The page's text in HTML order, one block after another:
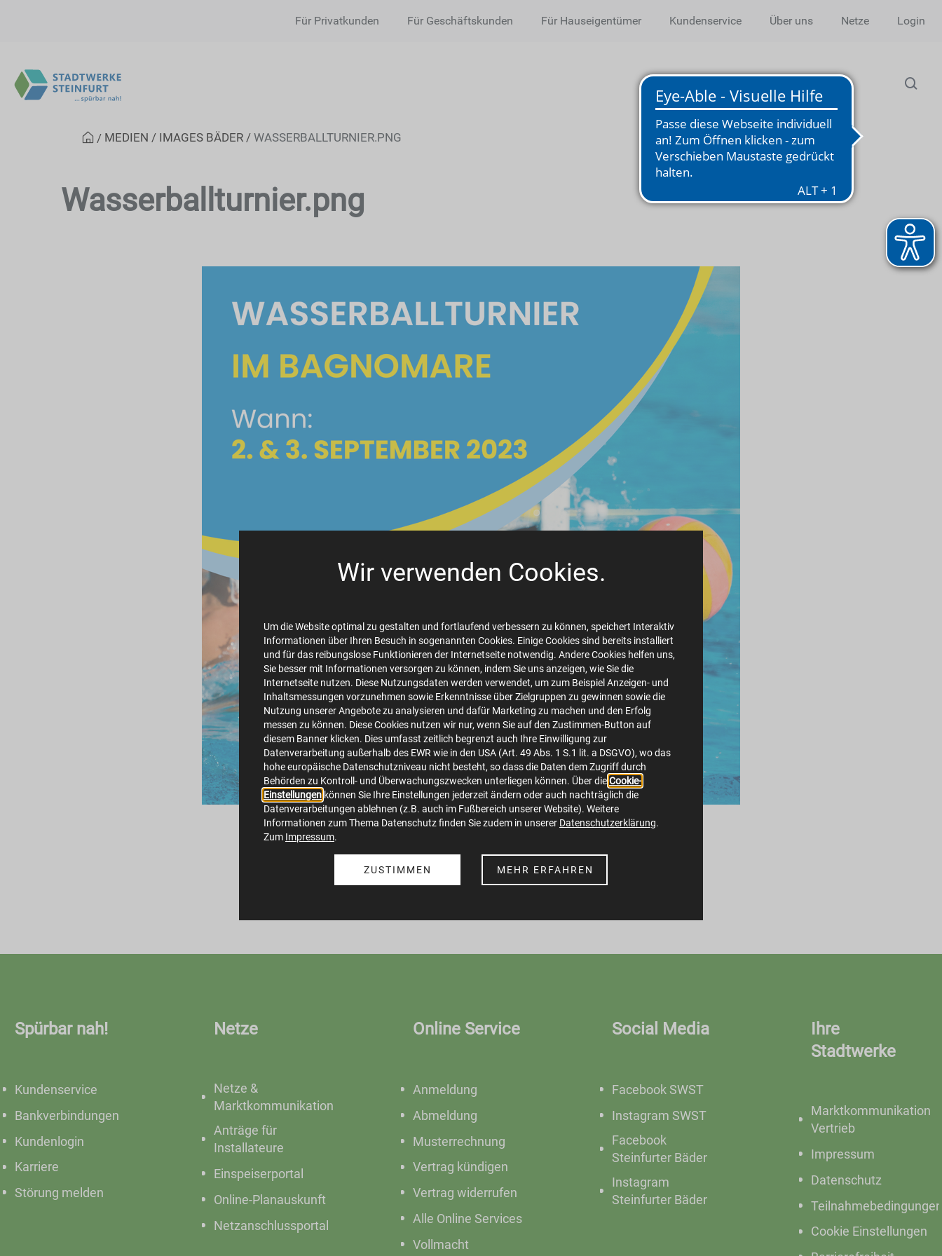
Wir verwenden Cookies.
Um die Website optimal zu gestalten und fortlaufend verbessern zu können, speichert Interaktiv
Informationen über Ihren Besuch in sogenannten Cookies. Einige Cookies sind bereits installiert
und für das reibungslose Funktionieren der Internetseite notwendig. Andere Cookies helfen uns,
Sie besser mit Informationen versorgen zu können, indem Sie uns anzeigen, wie Sie die
Internetseite nutzen. Diese Nutzungsdaten werden verwendet, um zum Beispiel Anzeigen- und
Inhaltsmessungen vorzunehmen sowie Erkenntnisse über Zielgruppen zu gewinnen sowie die
Nutzung unserer Angebote zu analysieren und dafür Marketing zu machen und den Erfolg
messen zu können. Diese Cookies nutzen wir nur, wenn Sie auf den Zustimmen-Button auf
diesem Banner klicken. Dies umfasst zeitlich begrenzt auch Ihre Einwilligung zur
Datenverarbeitung außerhalb des EWR wie in den USA (Art. 49 Abs. 1 S.1 lit. a DSGVO), wo das
hohe europäische Datenschutzniveau nicht besteht, so dass die Daten dem Zugriff durch
Behörden zu Kontroll- und Überwachungszwecken unterliegen können. Über dieCookie-
Einstellungen können Sie Ihre Einstellungen jederzeit ändern oder auch nachträglich die
Datenverarbeitungen ablehnen (z.B. auch im Fußbereich unserer Website). Weitere
Informationen zum Thema Datenschutz finden Sie zudem in unserer Datenschutzerklärung.
Zum Impressum.
ZUSTIMMEN MEHR ERFAHREN
Für Privatkunden Für Geschäftskunden Für Hauseigentümer Kundenservice Über uns Netze Login
MEDIEN IMAGES BÄDER WASSERBALLTURNIER.PNG
Wasserballturnier.png
Wasserballturnier.png
Herunterladen Bild in voller Größe anzeigen…
Spürbar nah!
Kundenservice
Bankverbindungen
Kundenlogin
Karriere
Störung melden
Netze
Netze &
Marktkommunikation
Anträge für
Installateure
Einspeiserportal
Online-Planauskunft
Netzanschlussportal
Online Service
Anmeldung
Abmeldung
Musterrechnung
Vertrag kündigen
Vertrag widerrufen
Alle Online Services
Vollmacht
Social Media
Facebook SWST
Instagram SWST
Facebook
Steinfurter Bäder
Instagram
Steinfurter Bäder
Ihre
Stadtwerke
Marktkommunikation
Vertrieb
Impressum
Datenschutz
Teilnahmebedingungen
Cookie Einstellungen